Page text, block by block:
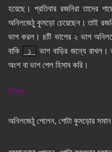
হয়েছে। প্রতিবার রজনিরা তাদের
অনিলজেঠু কুমড়ো চেয়েছেন। তাই
ভাগ করল। ৪টি ভাগের ২ ভাগ
বাকি
১
ভাগ বাড়ির জন্যে
অংশ বা ভাগ পেল হিসাব করি।
হিসাবঃ
অনিলজেঠু পেলেন, গোটা কুমড়োর সমান